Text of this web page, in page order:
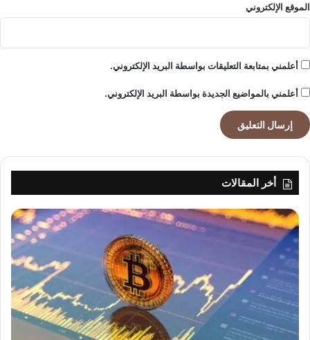
الموقع الإلكتروني
أعلمني بمتابعة التعليقات بواسطة البريد الإلكتروني.
أعلمني بالمواضيع الجديدة بواسطة البريد الإلكتروني.
أخر المقالات